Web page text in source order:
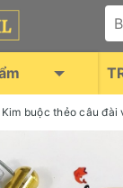
Kim buộc thẻo câu đài